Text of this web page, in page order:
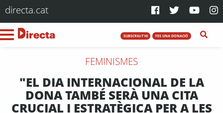
directa.cat
SUBSCRIU-T'HI FES UNA DONACIÓ
FEMINISMES
"EL DIA INTERNACIONAL DE LA
DONA TAMBÉ SERÀ UNA CITA
CRUCIAL I ESTRATÈGICA PER A LES